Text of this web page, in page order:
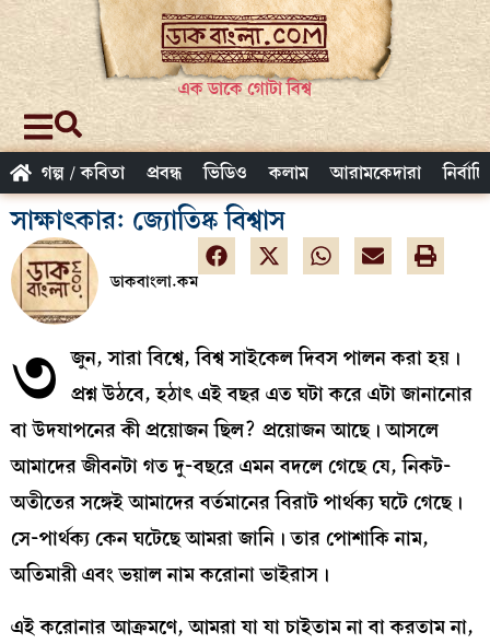
এক ডাকে গোটা বিশ্ব
গল্প / কবিতা প্রবন্ধ ভিডিও কলাম আরামকেদারা
সাক্ষাৎকার: জ্যোতিষ্ক বিশ্বাস
ডাকবাংলা.কম
৩ জুন, সারা বিশ্বে, বিশ্ব সাইকেল দিবস পালন করা হয়।
প্রশ্ন উঠবে, হঠাৎ এই বছর এত ঘটা করে এটা জানানোর
বা উদযাপনের কী প্রয়োজন ছিল? প্রয়োজন আছে। আসলে
আমাদের জীবনটা গত দু-বছরে এমন বদলে গেছে যে, নিকট-
অতীতের সঙ্গেই আমাদের বর্তমানের বিরাট পার্থক্য ঘটে গেছে।
সে-পার্থক্য কেন ঘটেছে আমরা জানি। তার পোশাকি নাম,
অতিমারী এবং ভয়াল নাম করোনা ভাইরাস।
এই করোনার আক্রমণে, আমরা যা যা চাইতাম না বা করতাম না,